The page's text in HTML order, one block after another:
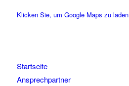
Klicken Sie, um Google Maps zu laden
Startseite
Ansprechpartner